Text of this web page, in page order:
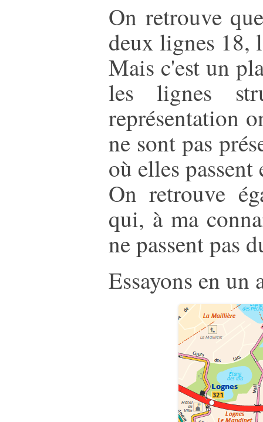
On retrouve
deux lignes 18,
Mais c'est un
les lignes
représentation
ne sont pas
où elles
On retrouve
qui, à ma
ne passent pas
Essayons en